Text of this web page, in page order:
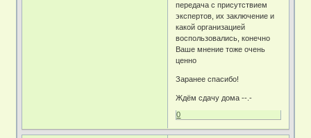
передача с присутствием
экспертов, их заключение и
какой организацией
воспользовались, конечно
Ваше мнение тоже очень
ценно
Заранее спасибо!
Ждём сдачу дома --.-
0